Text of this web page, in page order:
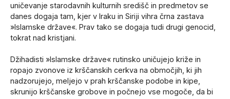
uničevanje starodavnih kulturnih središč in predmetov se
danes dogaja tam, kjer v Iraku in Siriji vihra črna zastava
»Islamske države«. Prav tako se dogaja tudi drugi genocid,
tokrat nad kristjani.
Džihadisti »Islamske države« rutinsko uničujejo križe in
ropajo zvonove iz krščanskih cerkva na območjih, ki jih
nadzorujejo, meljejo v prah krščanske podobe in kipe,
skrunijo krščanske grobove in počnejo vse mogoče, da bi